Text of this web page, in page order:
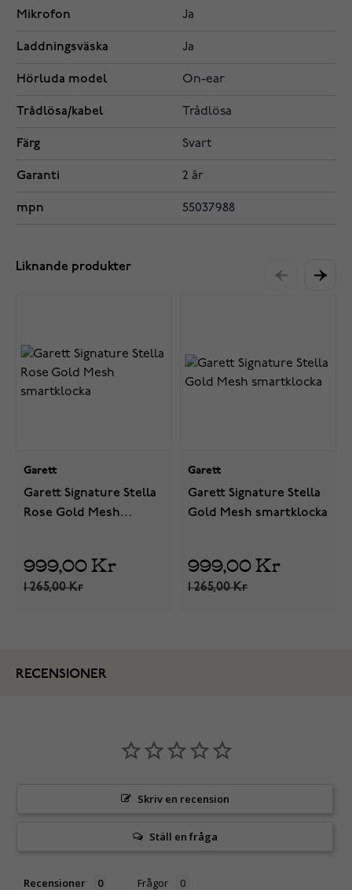
Mikrofon Ja
Laddningsväska Ja
Hörluda model On-ear
Trådlösa/kabel Trådlösa
Färg Svart
Garanti 2 år
mpn 55037988
Liknande produkter
Garett
Garett Signature Stella
Rose Gold Mesh
999,00 Kr
1 265,00 Kr
Garett
Garett Signature Stella
Gold Mesh smartklocka
999,00 Kr
1 265,00 Kr
RECENSIONER
Skriv en recension
Ställ en fråga
Recensioner Frågor